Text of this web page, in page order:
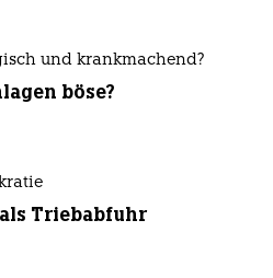
und krankmachend?
böse?
Triebabfuhr